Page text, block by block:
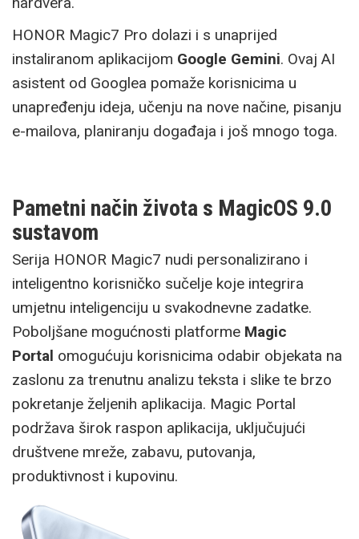
HONOR Magic7 Pro dolazi i s unaprijed
instaliranom aplikacijom Google Gemini. Ovaj AI
asistent od Googlea pomaže korisnicima u
unapređenju ideja, učenju na nove načine, pisanju
e-mailova, planiranju događaja i još mnogo toga.
Pametni način života s MagicOS 9.0
sustavom
Serija HONOR Magic7 nudi personalizirano i
inteligentno korisničko sučelje koje integrira
umjetnu inteligenciju u svakodnevne zadatke.
Poboljšane mogućnosti platforme Magic
Portal omogućuju korisnicima odabir objekata na
zaslonu za trenutnu analizu teksta i slike te brzo
pokretanje željenih aplikacija. Magic Portal
podržava širok raspon aplikacija, uključujući
društvene mreže, zabavu, putovanja,
produktivnost i kupovinu.